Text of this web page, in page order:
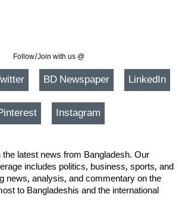
Follow/Join with us @
BD Newspaper LinkedIn
Instagram
latest news from Bangladesh. Our
includes politics, business, sports, and
news, analysis, and commentary on the
to Bangladeshis and the international